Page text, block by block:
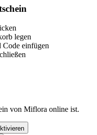
legen
Code einfügen
von Miflora online ist.